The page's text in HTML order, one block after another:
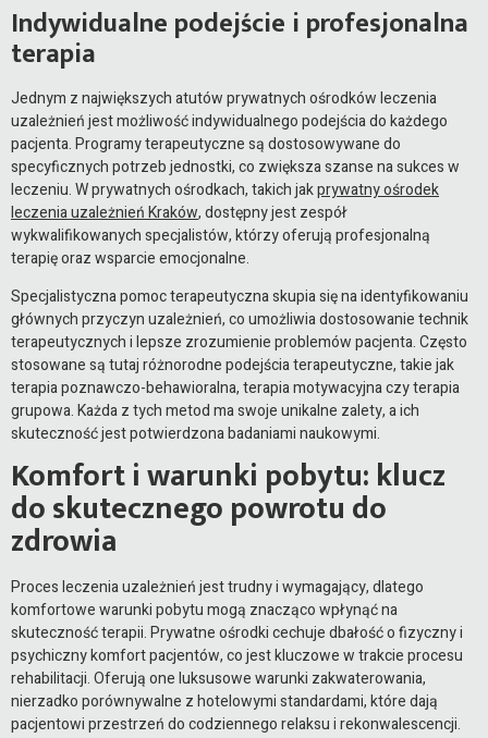
Indywidualne podejście i profesjonalna
terapia
Jednym z największych atutów prywatnych ośrodków leczenia
uzależnień jest możliwość indywidualnego podejścia do każdego
pacjenta. Programy terapeutyczne są dostosowywane do
specyficznych potrzeb jednostki, co zwiększa szanse na sukces w
leczeniu. W prywatnych ośrodkach, takich jakprywatny ośrodek
leczenia uzależnień Kraków, dostępny jest zespół
wykwalifikowanych specjalistów, którzy oferują profesjonalną
terapię oraz wsparcie emocjonalne.
Specjalistyczna pomoc terapeutyczna skupia się na identyfikowaniu
głównych przyczyn uzależnień, co umożliwia dostosowanie technik
terapeutycznych i lepsze zrozumienie problemów pacjenta. Często
stosowane są tutaj różnorodne podejścia terapeutyczne, takie jak
terapia poznawczo-behawioralna, terapia motywacyjna czy terapia
grupowa. Każda z tych metod ma swoje unikalne zalety, a ich
skuteczność jest potwierdzona badaniami naukowymi.
Komfort i warunki pobytu: klucz
do skutecznego powrotu do
zdrowia
Proces leczenia uzależnień jest trudny i wymagający, dlatego
komfortowe warunki pobytu mogą znacząco wpłynąć na
skuteczność terapii. Prywatne ośrodki cechuje dbałość o fizyczny i
psychiczny komfort pacjentów, co jest kluczowe w trakcie procesu
rehabilitacji. Oferują one luksusowe warunki zakwaterowania,
nierzadko porównywalne z hotelowymi standardami, które dają
pacjentowi przestrzeń do codziennego relaksu i rekonwalescencji.